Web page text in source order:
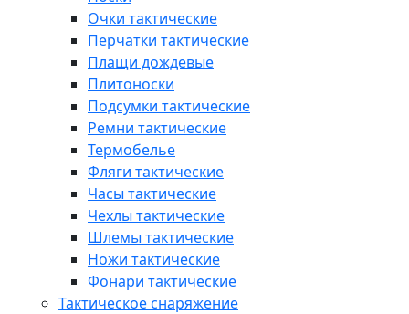
Очки тактические
Перчатки тактические
Плащи дождевые
Плитоноски
Подсумки тактические
Ремни тактические
Термобелье
Фляги тактические
Часы тактические
Чехлы тактические
Шлемы тактические
Ножи тактические
Фонари тактические
Тактическое снаряжение